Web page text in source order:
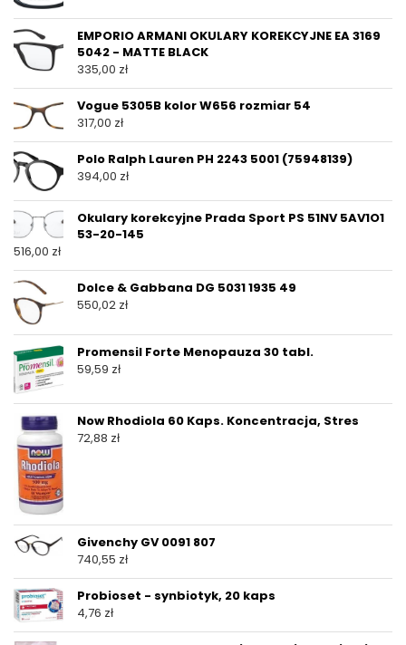
EMPORIO ARMANI OKULARY KOREKCYJNE EA 3169
5042 - MATTE BLACK
335,00 zł
Vogue 5305B kolor W656 rozmiar 54
317,00 zł
Polo Ralph Lauren PH 2243 5001 (75948139)
394,00 zł
Okulary korekcyjne Prada Sport PS 51NV 5AV1O1
53-20-145
516,00 zł
Dolce & Gabbana DG 5031 1935 49
550,02 zł
Promensil Forte Menopauza 30 tabl.
59,59 zł
Now Rhodiola 60 Kaps. Koncentracja, Stres
72,88 zł
Givenchy GV 0091 807
740,55 zł
Probioset - synbiotyk, 20 kaps
4,76 zł